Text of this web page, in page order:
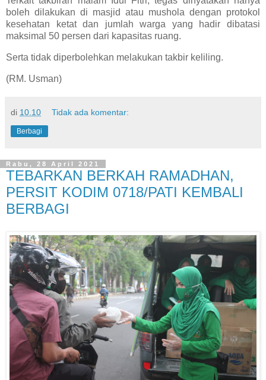
boleh dilakukan di masjid atau mushola dengan protokol
kesehatan ketat dan jumlah warga yang hadir dibatasi
maksimal 50 persen dari kapasitas ruang.
Serta tidak diperbolehkan melakukan takbir keliling.
(RM. Usman)
di 10.10 Tidak ada komentar:
Berbagi
Rabu, 28 April 2021
TEBARKAN BERKAH RAMADHAN,
PERSIT KODIM 0718/PATI KEMBALI
BERBAGI